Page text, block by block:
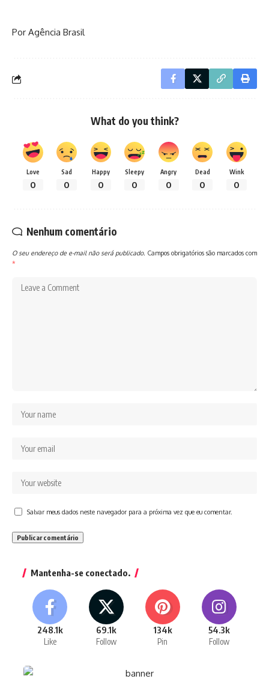
Por Agência Brasil
What do you think?
Love
0
Sad
0
Happy
0
Sleepy
0
Angry
0
Dead
0
Wink
0
Nenhum comentário
O seu endereço de e-mail não será publicado. Campos obrigatórios são marcados com
*
Salvar meus dados neste navegador para a próxima vez que eu comentar.
Mantenha-se conectado.
248.1k
Like
69.1k
Follow
134k
Pin
54.3k
Follow